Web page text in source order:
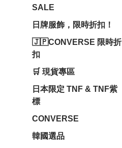
SALE
日牌服飾，限時折扣！
🇯🇵CONVERSE 限時折
扣
🛒 現貨專區
日本限定 TNF & TNF紫
標
CONVERSE
韓國選品